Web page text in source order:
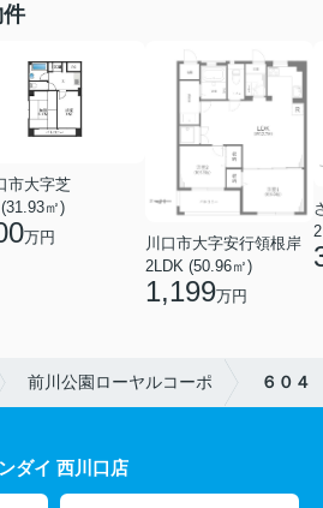
市大字芝
㎡)
万円
川口市大字安行領根岸
2LDK (50.96㎡)
1,199万円
前川公園ローヤルコーポ ６０４
ダイ 西川口店